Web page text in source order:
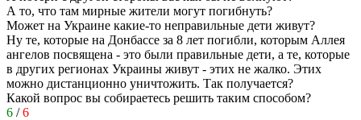
А то, что там мирные жители могут погибнуть?
Может на Украине какие-то неправильные дети живут?
Ну те, которые на Донбассе за 8 лет погибли, которым Аллея
ангелов посвящена - это были правильные дети, а те, которые
в других регионах Украины живут - этих не жалко. Этих
можно дистанционно уничтожить. Так получается?
Какой вопрос вы собираетесь решить таким способом?
6 /6